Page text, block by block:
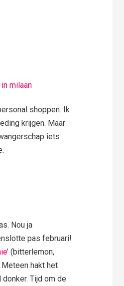
shoppen. Ik
krijgen. Maar
iets
Nou ja
pas februari!
’ (bitterlemon,
hakt het
Tijd om de